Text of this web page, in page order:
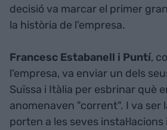
decisió va marcar el primer
la història de l'empresa.
Francesc Estabanell i Puntí,
l'empresa, va enviar un dels
Suïssa i Itàlia per esbrinar què
anomenaven "corrent". I va ser
porten a les seves